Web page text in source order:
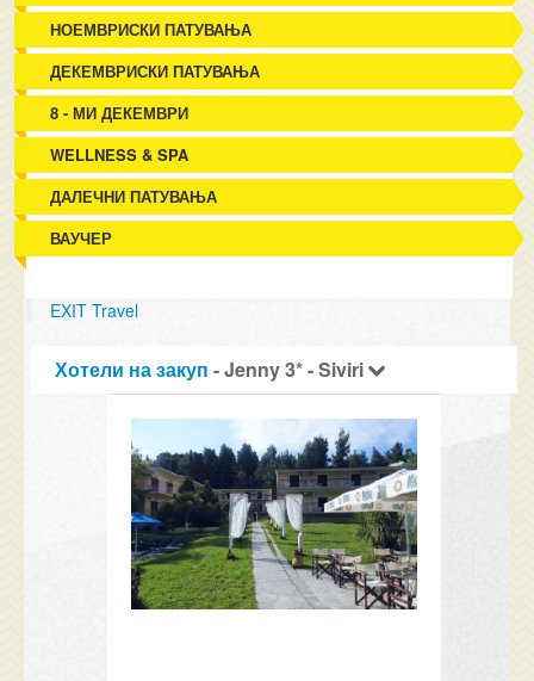
НОЕМВРИСКИ ПАТУВАЊА
ДЕКЕМВРИСКИ ПАТУВАЊА
8 - МИ ДЕКЕМВРИ
WELLNESS & SPA
ДАЛЕЧНИ ПАТУВАЊА
ВАУЧЕР
EXIT Travel
Хотели на закуп - Jenny 3* - Siviri